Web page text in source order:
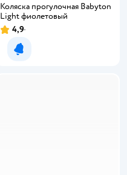
Коляска прогулочная Babyton
Light фиолетовый
4,9
Уведомить о появлении